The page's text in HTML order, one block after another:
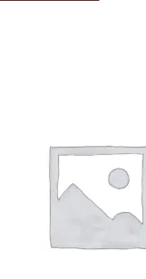
(enfant)